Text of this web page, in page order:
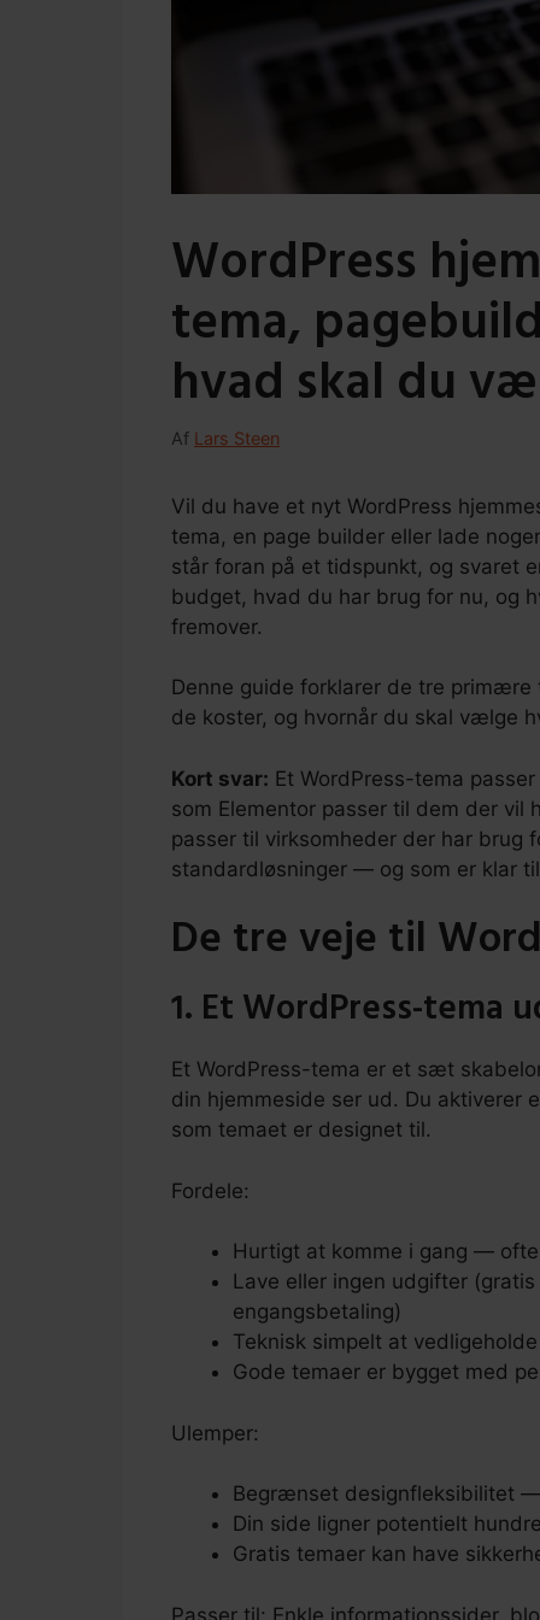
WordPress
tema,
hvad skal du
Af Lars Steen
Vil du have et nyt WordPress
tema, en page builder eller lade
står foran på et tidspunkt, og svaret
budget, hvad du har brug for nu, og
fremover.
Denne guide forklarer de tre primære
de koster, og hvornår du skal vælge
Kort svar: Et WordPress-tema
som Elementor passer til dem der vil
passer til virksomheder der har brug
standardløsninger — og som er klar
De tre veje til
1. Et WordPress-tema
Et WordPress-tema er et sæt
din hjemmeside ser ud. Du aktiverer
som temaet er designet til.
Fordele:
Hurtigt at komme i gang —
Lave eller ingen udgifter
engangsbetaling)
Teknisk simpelt at vedligeholde
Gode temaer er bygget med
Ulemper:
Begrænset designfleksibilitet
Din side ligner potentielt
Gratis temaer kan have
Passer til: Enkle informationssider,